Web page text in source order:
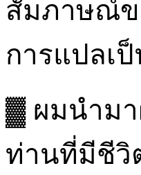
สัมภาษณ์ข
การแปลเ
▓ ผมนำมา
ท่านที่มีชีวิ